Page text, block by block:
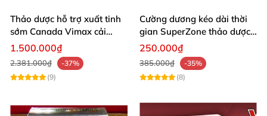
Thảo dược hỗ trợ xuất tinh
sớm Canada Vimax cải
thiện sinh lý nam
1.500.000₫
2.381.000₫
-37%
(9)
Cường dương kéo dài thời
gian SuperZone thảo dược
tăng sức bền
250.000₫
385.000₫
-35%
(8)